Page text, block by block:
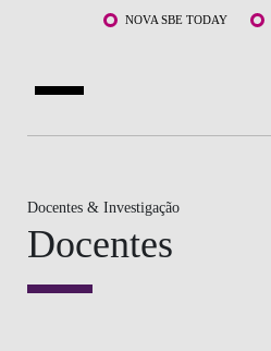
Saltar para o conteúdo principalNOVA SBE TODAY
CURSOS
DOCENTES E INVESTIGAÇÃO
COMUNIDADE
Docentes & Investigação
Docentes